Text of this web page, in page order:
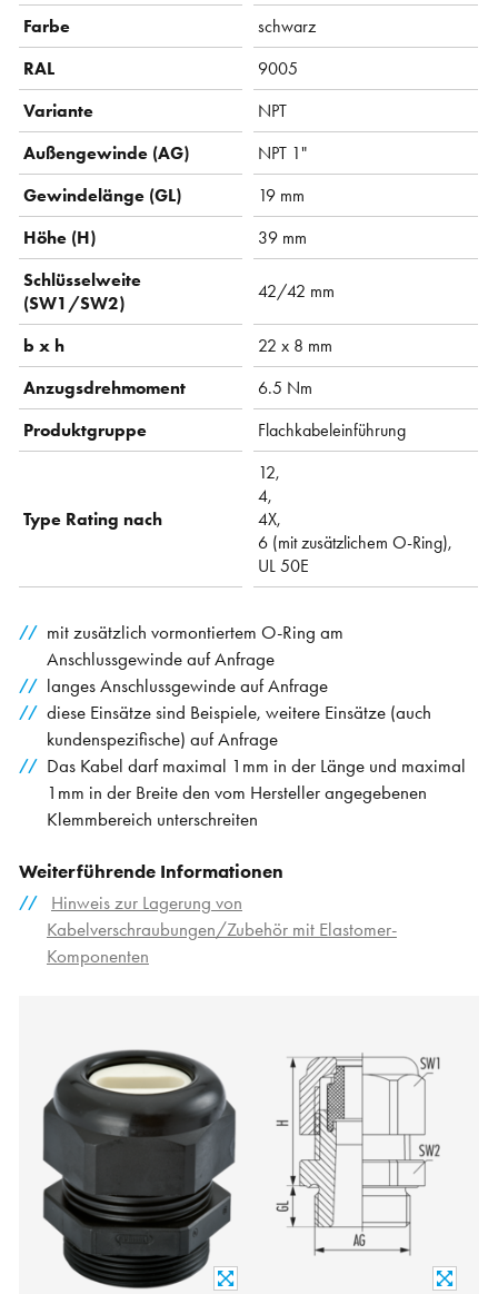
Farbe
schwarz
RAL
9005
Variante
NPT
Außengewinde (AG)
NPT 1"
Gewindelänge (GL)
19 mm
Höhe (H)
39 mm
Schlüsselweite
(SW1/SW2)
42/42 mm
b x h
22 x 8 mm
Anzugsdrehmoment
6.5 Nm
Produktgruppe
Flachkabeleinführung
Type Rating nach
12,
4,
4X,
6 (mit zusätzlichem O-Ring),
UL 50E
mit zusätzlich vormontiertem O-Ring am
Anschlussgewinde auf Anfrage
langes Anschlussgewinde auf Anfrage
diese Einsätze sind Beispiele, weitere Einsätze (auch
kundenspezifische) auf Anfrage
Das Kabel darf maximal 1mm in der Länge und maximal
1mm in der Breite den vom Hersteller angegebenen
Klemmbereich unterschreiten
Weiterführende Informationen
Hinweis zur Lagerung von
Kabelverschraubungen/Zubehör mit Elastomer-
Komponenten